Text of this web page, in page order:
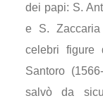
dei papi: S.
e S.
celebri figure
Santoro
salvò da